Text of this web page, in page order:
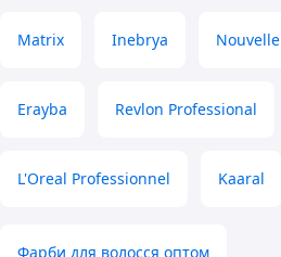
Matrix Inebrya Nouvelle
Erayba Revlon Professional
L'Oreal Professionnel Kaaral
Фарби для волосся оптом